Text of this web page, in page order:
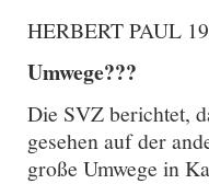
HERBERT PAUL
Umwege???
Die SVZ berichtet,
gesehen auf der
große Umwege in